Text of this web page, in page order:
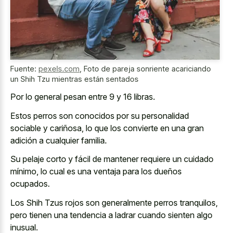
Fuente: pexels.com Foto de pareja sonriente acariciando
un Shih Tzu mientras están sentados
Por lo general pesan entre 9 y 16 libras.
Estos perros son conocidos por su personalidad
sociable y cariñosa, lo que los convierte en una gran
adición a cualquier familia.
Su pelaje corto y fácil de mantener requiere un cuidado
mínimo, lo cual es una ventaja para los dueños
ocupados.
Los Shih Tzus rojos son generalmente perros tranquilos,
pero tienen una tendencia a ladrar cuando sienten algo
inusual.